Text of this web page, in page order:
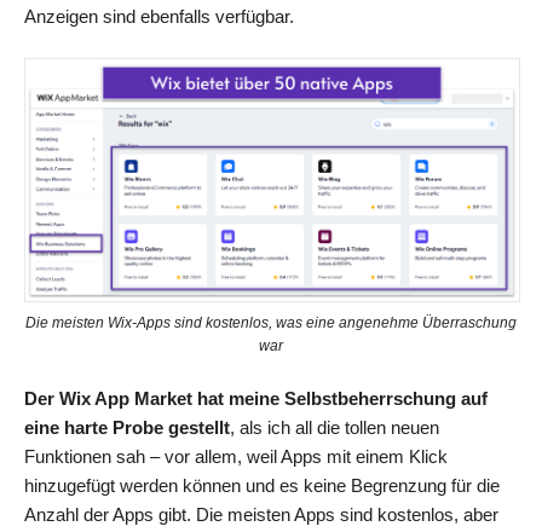
Anzeigen sind ebenfalls verfügbar.
Die meisten Wix-Apps sind kostenlos, was eine angenehme Überraschung
war
Der Wix App Market hat meine Selbstbeherrschung auf
eine harte Probe gestellt, als ich all die tollen neuen
Funktionen sah – vor allem, weil Apps mit einem Klick
hinzugefügt werden können und es keine Begrenzung für die
Anzahl der Apps gibt. Die meisten Apps sind kostenlos, aber